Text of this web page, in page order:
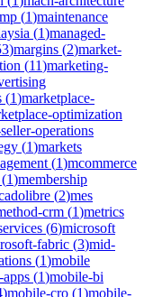
(1)maintenance
(1)managed-
)margins (2)market-
(11)marketing-
(1)marketplace-
optimization
operations
(1)markets
(1)mcommerce
(1)membership
(2)mes
crm (1)metrics
(6)microsoft
fabric (3)mid-
(1)mobile
(1)mobile-bi
)mobile-cro (1)mobile-